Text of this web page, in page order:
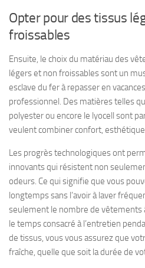
Opter pour des tissus
froissables
Ensuite, le choix du matériau des
légers et non froissables sont un
esclave du fer à repasser en
professionnel. Des matières telles
polyester ou encore le lyocell sont
veulent combiner confort,
Les progrès technologiques ont
innovants qui résistent non
odeurs. Ce qui signifie que vous
longtemps sans l’avoir à laver
seulement le nombre de vêtements
le temps consacré à l’entretien
de tissus, vous vous assurez que
fraîche, quelle que soit la durée de